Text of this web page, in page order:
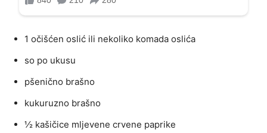
1 očišćen oslić ili nekoliko komada oslića
so po ukusu
pšenično brašno
kukuruzno brašno
½ kašičice mljevene crvene paprike